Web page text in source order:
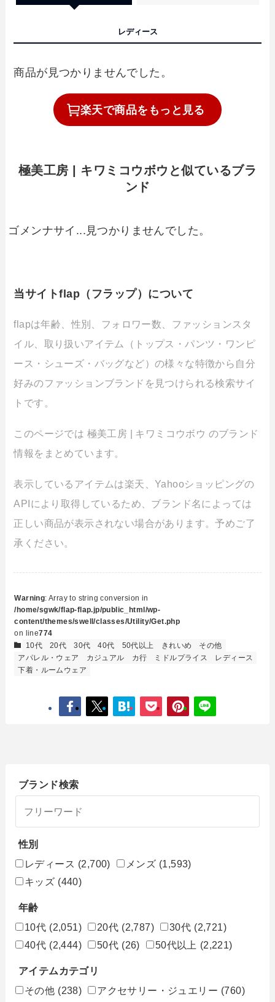
レディース
商品が見つかりませんでした。
楽天で商品を もっと見る
極美工房 | キワミコウボウと似ているブラ
ンド
ゴメンナサイ...見つかりませんでした。
当サイトflap（フラップ）について
flapは年齢、性別、フォロワー数、ファッションスタ
イル、取り扱いアイテム（トップス・パンツ・ワンピ
ース・シューズ・バッグなど）の様々な特徴から自分
好みのファッションブランドを見つけられる検索サイ
トです。
このページでは 極美工房 | キワミコウボウ のブランド
情報をまとめています。
表示しているアイテムは楽天、Yahooショッピングの
APIにより取得しているため、ブランド名によっては
正しい商品が表示されない場合があります。予めご了
承ください。
Warning: Array to string conversion in
/home/sgwk/flap-flap.jp/public_html/wp-
content/themes/swell/classes/Utility/Get.php
on line774
10代
20代 30代 40代 50代以上 きれいめ
その他
アパレル・ウェア
カジュアル カ行 ミドルプライス
レディース
下着・ルームウェア
ブランド検索
性別
レディース (2,700) メンズ (1,593)
キッズ (440)
年齢
10代 (2,051) 20代 (2,787) 30代 (2,721)
40代 (2,444) 50代 (26) 50代以上 (2,221)
アイテムカテゴリ
その他 (238) アクセサリー・ジュエリー (760)